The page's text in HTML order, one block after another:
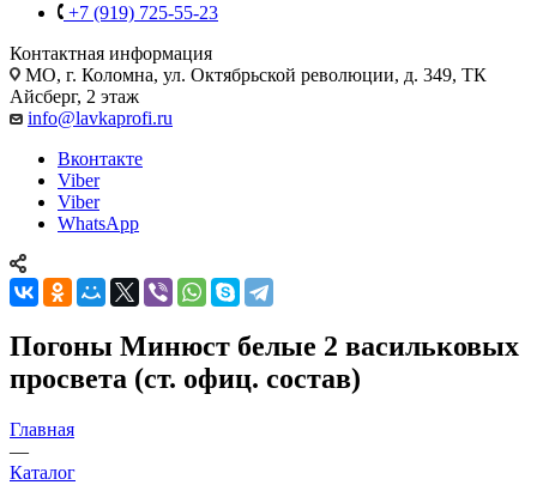
+7 (919) 725-55-23
Контактная информация
МО, г. Коломна, ул. Октябрьской революции, д. 349, ТК
Айсберг, 2 этаж
info@lavkaprofi.ru
Вконтакте
Viber
Viber
WhatsApp
Погоны Минюст белые 2 васильковых
просвета (ст. офиц. состав)
Главная
—
Каталог